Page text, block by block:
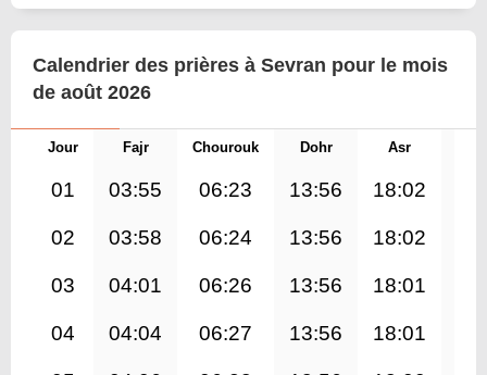
Calendrier des prières à Sevran pour le mois
de août 2026
Jour Fajr Chourouk Dohr Asr
01 03:55 06:23 13:56 18:02
02 03:58 06:24 13:56 18:02
03 04:01 06:26 13:56 18:01
04 04:04 06:27 13:56 18:01